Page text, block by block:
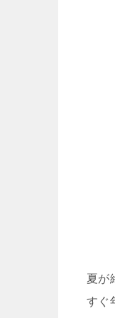
夏が
すぐ